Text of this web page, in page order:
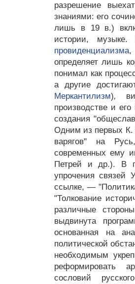
разрешение
знаниями: его
лишь в 19 в.)
истории,
провиденциализма,
определяет лишь
понимал как
а другие
Меркантилизм),
производстве и
создания
Одним из первых К.
варягов" на
современных ему
Петрей и др.). В
упрочения связей
ссылке, —
"Толкование
различные
выдвинута
основанная на
политической
необходимым
реформировать
сословий